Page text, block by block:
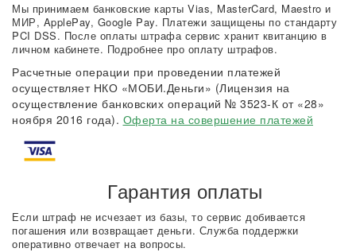
Мы принимаем банковские карты Vias, MasterCard, Maestro и
МИР, ApplePay, Google Pay. Платежи защищены по стандарту
PCI DSS. После оплаты штрафа сервис хранит квитанцию в
личном кабинете. Подробнее про оплату штрафов.
Расчетные операции при проведении платежей
осуществляет НКО «МОБИ.Деньги» (Лицензия на
осуществление банковских операций № 3523-К от «28»
ноября 2016 года). Оферта на совершение платежей
Гарантия оплаты
Если штраф не исчезает из базы, то сервис добивается
погашения или возвращает деньги. Служба поддержки
оперативно отвечает на вопросы.